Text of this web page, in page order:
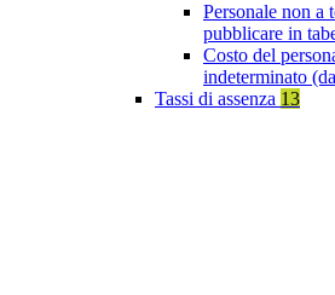
Personale non a
pubblicare in
Costo del
indeterminato
Tassi di assenza 13